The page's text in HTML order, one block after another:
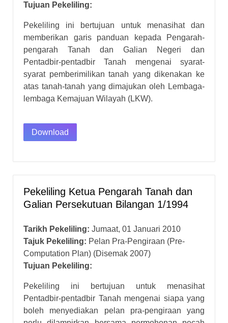
Tujuan Pekeliling:
Pekeliling ini bertujuan untuk menasihat dan
memberikan garis panduan kepada Pengarah-
pengarah Tanah dan Galian Negeri dan
Pentadbir-pentadbir Tanah mengenai syarat-
syarat pemberimilikan tanah yang dikenakan ke
atas tanah-tanah yang dimajukan oleh Lembaga-
lembaga Kemajuan Wilayah (LKW).
Download
Pekeliling Ketua Pengarah Tanah dan
Galian Persekutuan Bilangan 1/1994
Tarikh Pekeliling: Jumaat, 01 Januari 2010
Tajuk Pekeliling: Pelan Pra-Pengiraan (Pre-
Computation Plan) (Disemak 2007)
Tujuan Pekeliling:
Pekeliling ini bertujuan untuk menasihat
Pentadbir-pentadbir Tanah mengenai siapa yang
boleh menyediakan pelan pra-pengiraan yang